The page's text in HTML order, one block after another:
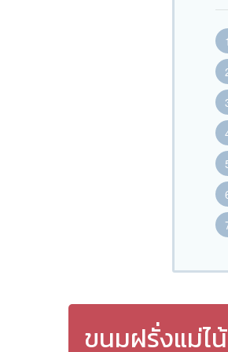
ขนมฝรั่งแม่ไน้